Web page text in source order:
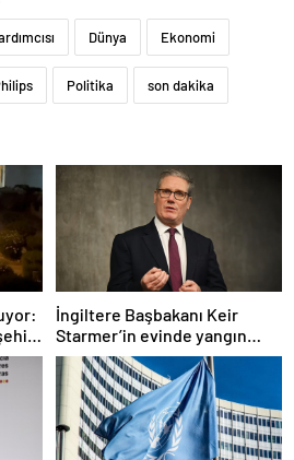
Dünya Ekonomi
Politika son dakika
İngiltere Başbakanı Keir
Starmer’in evinde yangın
çıktı